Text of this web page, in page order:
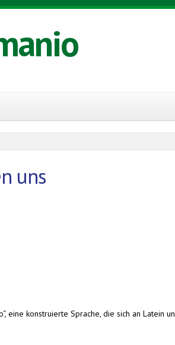
uns
konstruierte Sprache, die sich an Latein